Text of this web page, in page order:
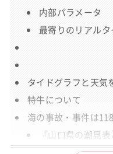
内部パラメータ
最寄りのリアル
タイドグラフと天気
特牛について
海の事故・事件は
「山口県の潮見